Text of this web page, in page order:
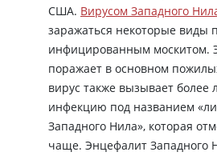
США. Вирусом Западного
заражаться некоторые виды
инфицированным москитом.
поражает в основном
вирус также вызывает более
инфекцию под названием
Западного Нила», которая
чаще. Энцефалит Западного